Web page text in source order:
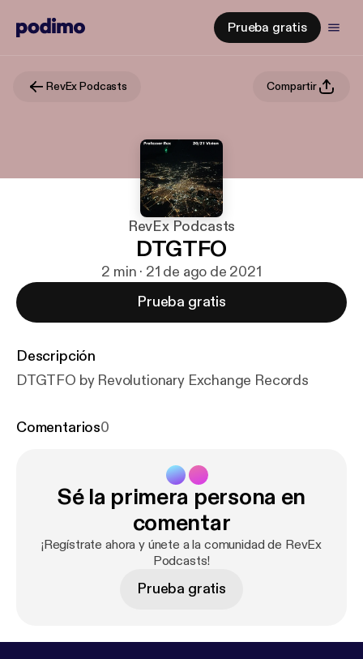
Prueba gratis
RevEx Podcasts Compartir
RevEx Podcasts
DTGTFO
2 min · 21 de ago de 2021
Prueba gratis
Descripción
DTGTFO by Revolutionary Exchange Records
Comentarios0
Sé la primera persona en
comentar
¡Regístrate ahora y únete a la comunidad de RevEx
Podcasts!
Prueba gratis